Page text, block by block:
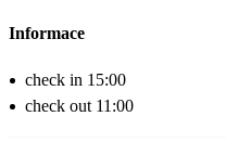
Informace
check in 15:00
check out 11:00